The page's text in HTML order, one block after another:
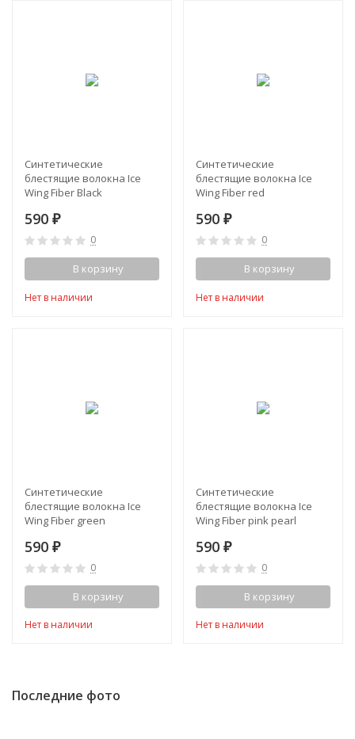
Синтетические
блестящие волокна Ice
Wing Fiber Black
590 ₽
0
В корзину
Нет в наличии
Синтетические
блестящие волокна Ice
Wing Fiber red
590 ₽
0
В корзину
Нет в наличии
Синтетические
блестящие волокна Ice
Wing Fiber green
590 ₽
0
В корзину
Нет в наличии
Синтетические
блестящие волокна Ice
Wing Fiber pink pearl
590 ₽
0
В корзину
Нет в наличии
Последние фото